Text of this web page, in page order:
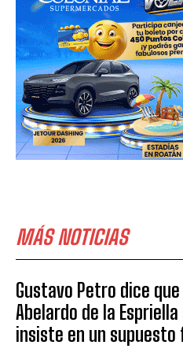
MÁS NOTICIAS
Gustavo Petro dice
Abelardo de la
insiste en un supuesto